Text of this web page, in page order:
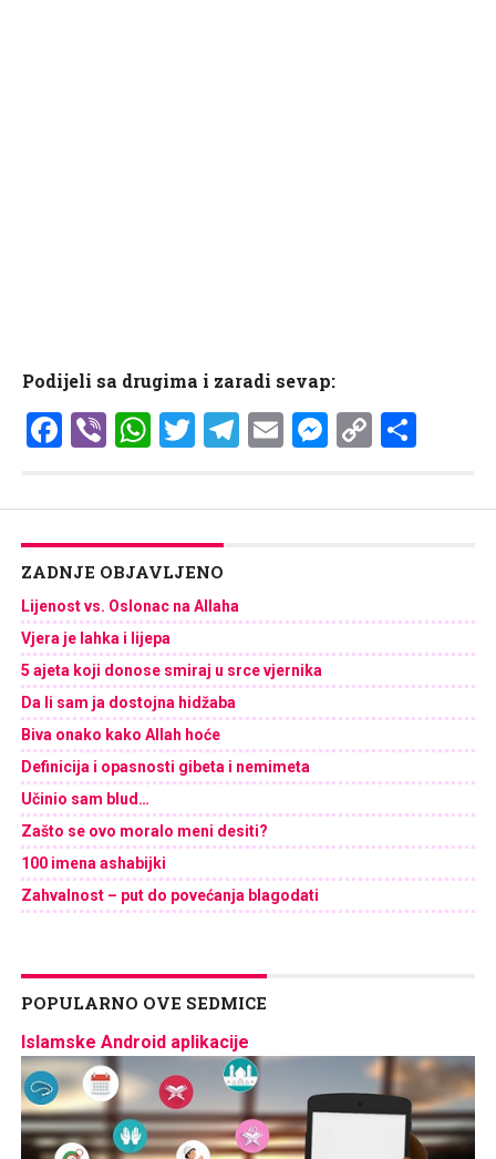
Podijeli sa drugima i zaradi sevap:
Facebook
ViberWhatsApp
Twitter
Telegram
EmailCopy
ZADNJE OBJAVLJENO
Lijenost vs. Oslonac na Allaha
Vjera je lahka i lijepa
5 ajeta koji donose smiraj u srce vjernika
Da li sam ja dostojna hidžaba
Biva onako kako Allah hoće
Definicija i opasnosti gibeta i nemimeta
Učinio sam blud…
Zašto se ovo moralo meni desiti?
100 imena ashabijki
Zahvalnost – put do povećanja blagodati
POPULARNO OVE SEDMICE
Islamske Android aplikacije